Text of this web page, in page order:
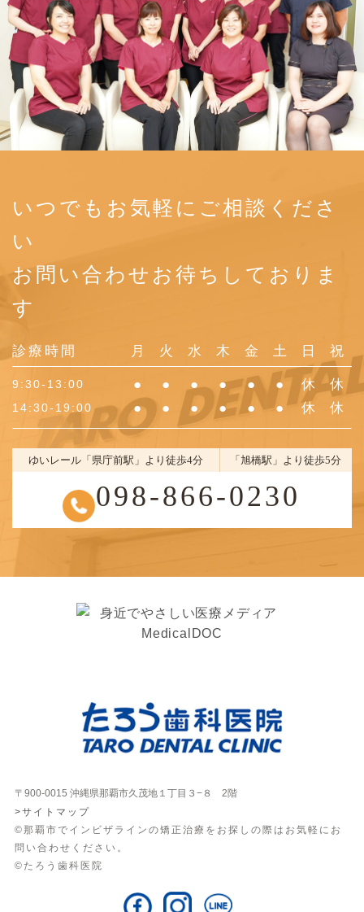
いつでもお気軽にご相談くださ
い
お問い合わせお待ちしておりま
す
診療時間 月 火 水 木 金 土 日 祝
9:30-13:00 ● ● ● ● ● ● 休 休
14:30-19:00 ● ● ● ● ● ● 休 休
ゆいレール「県庁前駅」より徒歩4分 「旭橋駅」より徒歩5分
098-866-0230
〒900-0015 沖縄県那覇市久茂地１丁目３−８ 2階
>サイトマップ
©那覇市でインビザラインの矯正治療をお探しの際はお気軽にお
問い合わせください。
©たろう歯科医院